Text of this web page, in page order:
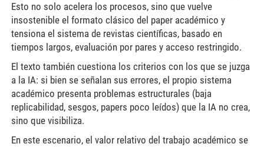
Esto no solo acelera los procesos, sino que vuelve
insostenible el formato clásico del paper académico y
tensiona el sistema de revistas científicas, basado en
tiempos largos, evaluación por pares y acceso restringido.
El texto también cuestiona los criterios con los que se juzga
a la IA: si bien se señalan sus errores, el propio sistema
académico presenta problemas estructurales (baja
replicabilidad, sesgos, papers poco leídos) que la IA no crea,
sino que visibiliza.
En este escenario, el valor relativo del trabajo académico se